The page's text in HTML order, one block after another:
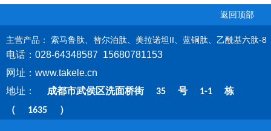
返回顶部
主营产品： 索马鲁肽、替尔泊肽、美拉诺坦II、蓝铜肽、乙酰基六肽-8
电话：028-64348587 15680781153
网址：www.takele.cn
地址：
成都市武侯区洗面桥街 35 号 1-1
栋
（
1635 ）